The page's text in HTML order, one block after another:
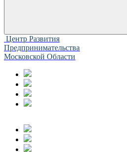
Центр Развития
Предпринимательства
Московской Области